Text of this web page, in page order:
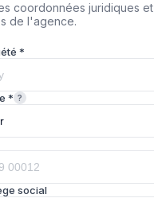
coordonnées juridiques et
de l'agence.
*
* ?
social